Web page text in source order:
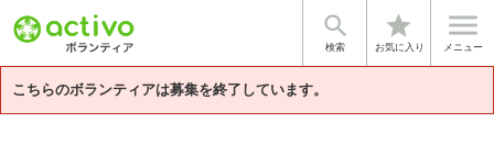

検索
star
お気に入り

メニュー
こちらのボランティアは募集を終了しています。
基本情報 募集詳細 企業情報